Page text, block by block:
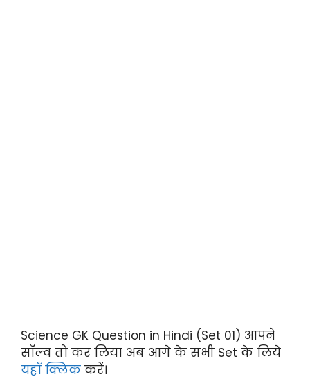
Science GK Question in Hindi (Set 01) आपने
सॉल्व तो कर लिया अब आगे के सभी Set के लिये
यहाँ क्लिक करें।